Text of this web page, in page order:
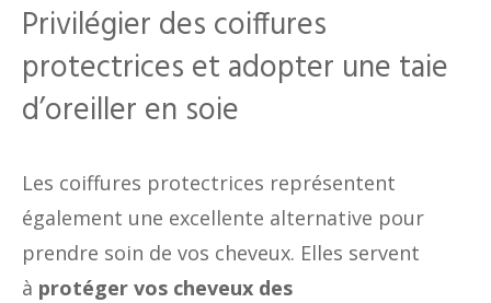
Privilégier des coiffures
protectrices et adopter une taie
d’oreiller en soie
Les coiffures protectrices représentent
également une excellente alternative pour
prendre soin de vos cheveux. Elles servent
à protéger vos cheveux des